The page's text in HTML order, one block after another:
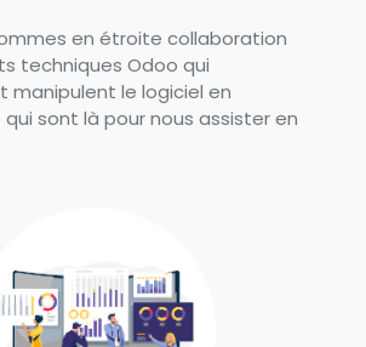
en étroite collaboration
techniques Odoo qui
manipulent le logiciel en
sont là pour nous assister en